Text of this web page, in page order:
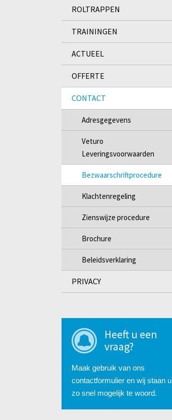
ROLTRAPPEN
TRAININGEN
ACTUEEL
OFFERTE
CONTACT
Adresgegevens
Veturo
Leveringsvoorwaarden
Bezwaarschriftprocedure
Klachtenregeling
Zienswijze procedure
Brochure
Beleidsverklaring
PRIVACY
Heeft u een
vraag?
Maak gebruik van ons
contactformulier en wij staan u
zo snel mogelijk te woord.